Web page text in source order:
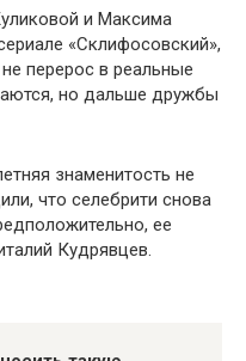
и Максима
«Склифосовский»,
перерос в реальные
но дальше дружбы
знаменитость не
что селебрити снова
ее
Кудрявцев.